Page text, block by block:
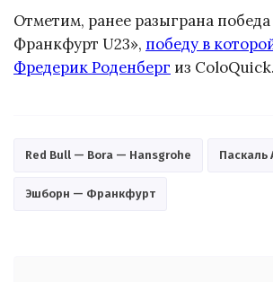
Отметим, ранее разыграна
Франкфурт U23», победу в
Фредерик Роденберг из ColoQuick.
Red Bull — Bora — Hansgrohe Паскаль
Эшборн — Франкфурт